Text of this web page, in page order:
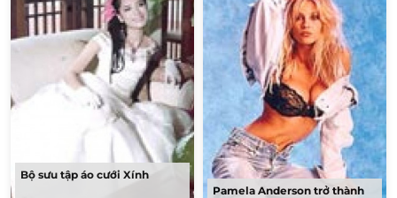
Bộ sưu tập áo cưới Xính
Pamela Anderson trở thành